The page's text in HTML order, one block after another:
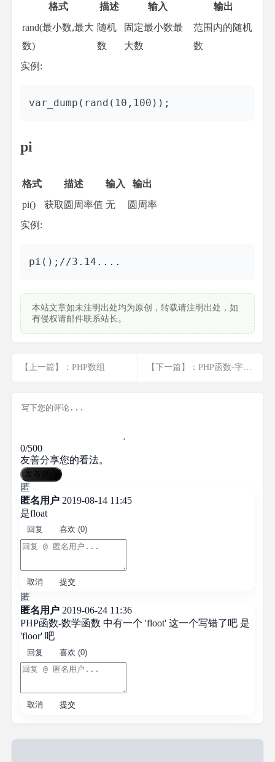
格式 描述 输入
输出
rand(最小数,最大
数)
随机
数
固定最小数最
大数
范围内的随机
数
实例:
pi
格式 描述 输入
输出
pi()
获取圆周率值 无
圆周率
实例:
本站文章如未注明出处均为原创，转载请注明出处，如
有侵权请邮件联系站长。
【上一篇】：PHP数组
0/500
友善分享您的看法。
发布评论
匿
匿名用户 2019-08-14 11:45
是float
回复 喜欢 (0)
取消 提交
匿
匿名用户 2019-06-24 11:36
PHP函数-数学函数 中有一个 'floot' 这一个写错了吧 是
'floor' 吧
回复 喜欢 (0)
取消 提交